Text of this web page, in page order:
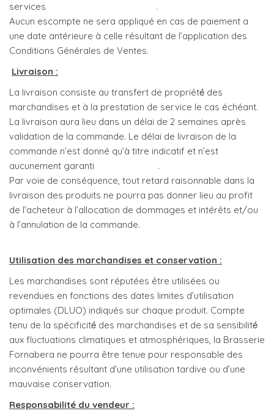
services .
Aucun escompte ne sera appliqué en cas de paiement a
une date antérieure à celle résultant de l’application des
Conditions Générales de Ventes.
Livraison :
La livraison consiste au transfert de propriété́ des
marchandises et à la prestation de service le cas échéant.
La livraison aura lieu dans un délai de 2 semaines après
validation de la commande. Le délai de livraison de la
commande n’est donné qu’à titre indicatif et n’est
aucunement garanti .
Par voie de conséquence, tout retard raisonnable dans la
livraison des produits ne pourra pas donner lieu au profit
de l’acheteur à l’allocation de dommages et intérêts et/ou
à l’annulation de la commande.
Utilisation des marchandises et conservation :
Les marchandises sont réputées être utilisées ou
revendues en fonctions des dates limites d’utilisation
optimales (DLUO) indiqués sur chaque produit. Compte
tenu de la spécificité́ des marchandises et de sa sensibilité́
aux fluctuations climatiques et atmosphériques, la Brasserie
Fornabera ne pourra être tenue pour responsable des
inconvénients résultant d’une utilisation tardive ou d’une
mauvaise conservation.
Responsabilité du vendeur :